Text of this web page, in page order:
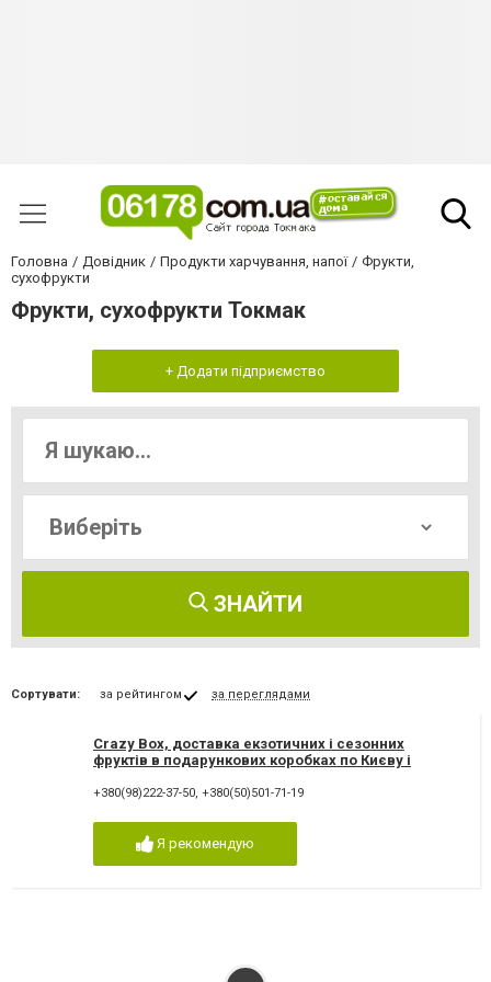
Головна Довідник Продукти харчування, напої
Фрукти,
сухофрукти
Фрукти, сухофрукти Токмак
+ Додати підприємство
ЗНАЙТИ
Сортувати: за рейтингом за переглядами
Crazy Box, доставка екзотичних і сезонних
фруктів в подарункових коробках по Києву і
+380(98)222-37-50, +380(50)501-71-19
Я рекомендую